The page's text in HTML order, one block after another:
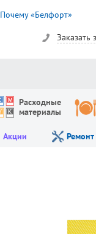
Почему «Белфорт»
Заказать
Расходные
материалы
Акции